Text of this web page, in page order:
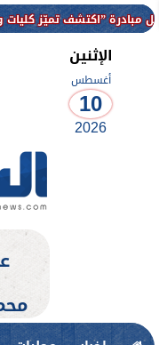
تميّز كليات ومعاهد
الإثنين
أغسطس
10
2026